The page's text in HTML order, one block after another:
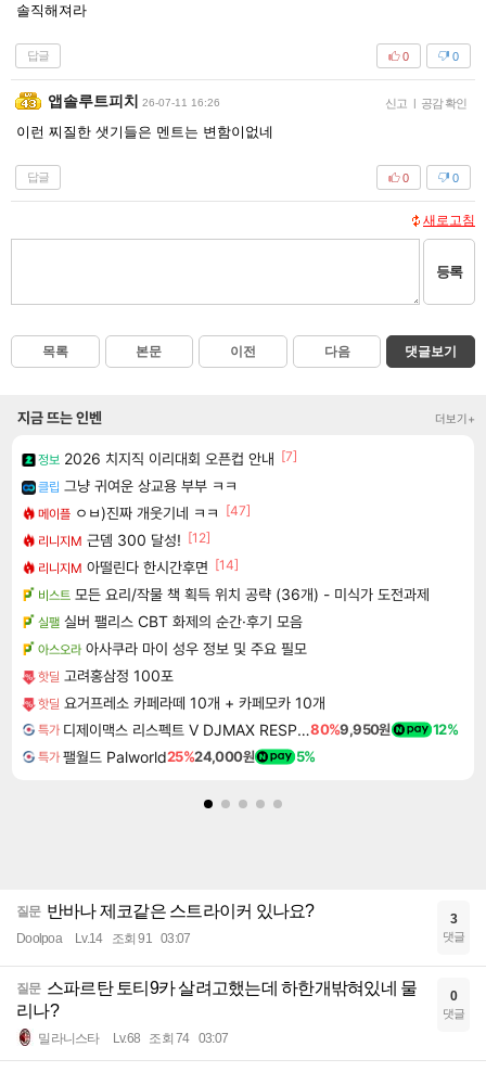
솔직해져라
답글 0
0
앱솔루트피치 26-07-11 16:26 신고 공감 확인
이런 찌질한 샛기들은 멘트는 변함이없네
답글 0
0
새로고침
등록
목록 본문 이전 다음 댓글보기
지금 뜨는 인벤 더보기+
정보 2026 치지직 이리대회 오픈컵 안내
[7]
클립 그냥 귀여운 상교용 부부 ㅋㅋ
메이플 ㅇㅂ)진짜 개웃기네 ㅋㅋ
[47]
리니지M 근뎀 300 달성! [12]
리니지M 아떨린다 한시간후면 [14]
비스트 모든 요리/작물 책 획득 위치 공략 (36개) - 미식가 도전과제
실팰 실버 팰리스 CBT 화제의 순간·후기 모음
아스오라 아사쿠라 마이 성우 정보 및 주요 필모
핫딜 고려홍삼정 100포
핫딜 요거프레소 카페라떼 10개 + 카페모카 10개
특가 디제이맥스 리스펙트 V DJMAX RESPECT V80%9,950원 12%
특가 팰월드 Palworld25%24,000원 5%
질문 반바나 제코같은 스트라이커 있나요?
Doolpoa Lv.14 조회 91 03:07
3
댓글
질문 스파르탄 토티9카 살려고했는데 하한개밖혀있네 물
리나?
밀라니스타 Lv.68 조회 74 03:07
0
댓글